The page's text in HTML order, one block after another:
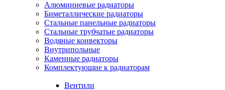
Алюминиевые радиаторы
Биметаллические радиаторы
Стальные панельные радиаторы
Стальные трубчатые радиаторы
Водяные конвекторы
Внутрипольные
Каменные радиаторы
Комплектующие к радиаторам
Вентили